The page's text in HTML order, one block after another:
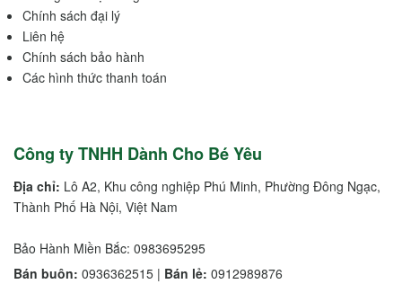
Chính sách đại lý
Liên hệ
Chính sách bảo hành
Các hình thức thanh toán
Công ty TNHH Dành Cho Bé Yêu
Địa chỉ: Lô A2, Khu công nghiệp Phú Minh, Phường Đông Ngạc,
Thành Phố Hà Nội, Việt Nam
Bảo Hành Miền Bắc: 0983695295
Bán buôn: 0936362515 | Bán lẻ: 0912989876